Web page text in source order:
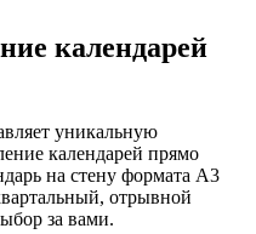
календарей
уникальную
календарей прямо
на стену формата А3
отрывной
за вами.